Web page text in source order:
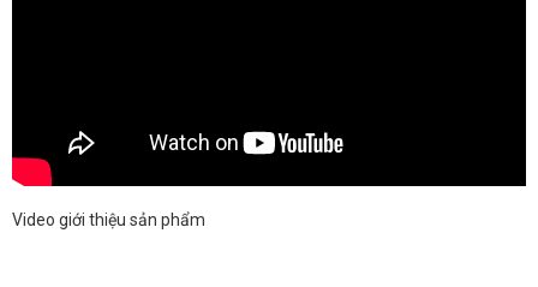
Video giới thiệu sản phẩm